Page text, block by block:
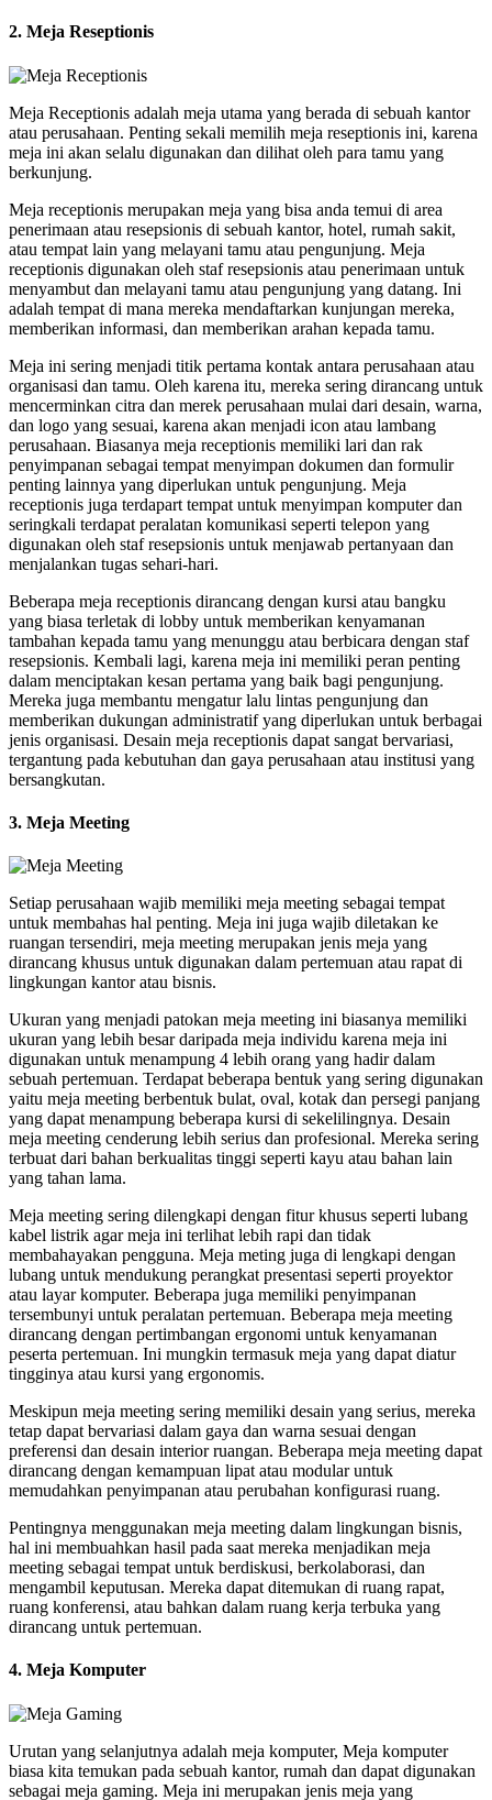
2. Meja Reseptionis
Meja Receptionis adalah meja utama yang berada di sebuah kantor
atau perusahaan. Penting sekali memilih meja reseptionis ini, karena
meja ini akan selalu digunakan dan dilihat oleh para tamu yang
berkunjung.
Meja receptionis merupakan meja yang bisa anda temui di area
penerimaan atau resepsionis di sebuah kantor, hotel, rumah sakit,
atau tempat lain yang melayani tamu atau pengunjung. Meja
receptionis digunakan oleh staf resepsionis atau penerimaan untuk
menyambut dan melayani tamu atau pengunjung yang datang. Ini
adalah tempat di mana mereka mendaftarkan kunjungan mereka,
memberikan informasi, dan memberikan arahan kepada tamu.
Meja ini sering menjadi titik pertama kontak antara perusahaan atau
organisasi dan tamu. Oleh karena itu, mereka sering dirancang untuk
mencerminkan citra dan merek perusahaan mulai dari desain, warna,
dan logo yang sesuai, karena akan menjadi icon atau lambang
perusahaan. Biasanya meja receptionis memiliki lari dan rak
penyimpanan sebagai tempat menyimpan dokumen dan formulir
penting lainnya yang diperlukan untuk pengunjung. Meja
receptionis juga terdapart tempat untuk menyimpan komputer dan
seringkali terdapat peralatan komunikasi seperti telepon yang
digunakan oleh staf resepsionis untuk menjawab pertanyaan dan
menjalankan tugas sehari-hari.
Beberapa meja receptionis dirancang dengan kursi atau bangku
yang biasa terletak di lobby untuk memberikan kenyamanan
tambahan kepada tamu yang menunggu atau berbicara dengan staf
resepsionis. Kembali lagi, karena meja ini memiliki peran penting
dalam menciptakan kesan pertama yang baik bagi pengunjung.
Mereka juga membantu mengatur lalu lintas pengunjung dan
memberikan dukungan administratif yang diperlukan untuk berbagai
jenis organisasi. Desain meja receptionis dapat sangat bervariasi,
tergantung pada kebutuhan dan gaya perusahaan atau institusi yang
bersangkutan.
3. Meja Meeting
Setiap perusahaan wajib memiliki meja meeting sebagai tempat
untuk membahas hal penting. Meja ini juga wajib diletakan ke
ruangan tersendiri, meja meeting merupakan jenis meja yang
dirancang khusus untuk digunakan dalam pertemuan atau rapat di
lingkungan kantor atau bisnis.
Ukuran yang menjadi patokan meja meeting ini biasanya memiliki
ukuran yang lebih besar daripada meja individu karena meja ini
digunakan untuk menampung 4 lebih orang yang hadir dalam
sebuah pertemuan. Terdapat beberapa bentuk yang sering digunakan
yaitu meja meeting berbentuk bulat, oval, kotak dan persegi panjang
yang dapat menampung beberapa kursi di sekelilingnya. Desain
meja meeting cenderung lebih serius dan profesional. Mereka sering
terbuat dari bahan berkualitas tinggi seperti kayu atau bahan lain
yang tahan lama.
Meja meeting sering dilengkapi dengan fitur khusus seperti lubang
kabel listrik agar meja ini terlihat lebih rapi dan tidak
membahayakan pengguna. Meja meting juga di lengkapi dengan
lubang untuk mendukung perangkat presentasi seperti proyektor
atau layar komputer. Beberapa juga memiliki penyimpanan
tersembunyi untuk peralatan pertemuan. Beberapa meja meeting
dirancang dengan pertimbangan ergonomi untuk kenyamanan
peserta pertemuan. Ini mungkin termasuk meja yang dapat diatur
tingginya atau kursi yang ergonomis.
Meskipun meja meeting sering memiliki desain yang serius, mereka
tetap dapat bervariasi dalam gaya dan warna sesuai dengan
preferensi dan desain interior ruangan. Beberapa meja meeting dapat
dirancang dengan kemampuan lipat atau modular untuk
memudahkan penyimpanan atau perubahan konfigurasi ruang.
Pentingnya menggunakan meja meeting dalam lingkungan bisnis,
hal ini membuahkan hasil pada saat mereka menjadikan meja
meeting sebagai tempat untuk berdiskusi, berkolaborasi, dan
mengambil keputusan. Mereka dapat ditemukan di ruang rapat,
ruang konferensi, atau bahkan dalam ruang kerja terbuka yang
dirancang untuk pertemuan.
4. Meja Komputer
Urutan yang selanjutnya adalah meja komputer, Meja komputer
biasa kita temukan pada sebuah kantor, rumah dan dapat digunakan
sebagai meja gaming. Meja ini merupakan jenis meja yang